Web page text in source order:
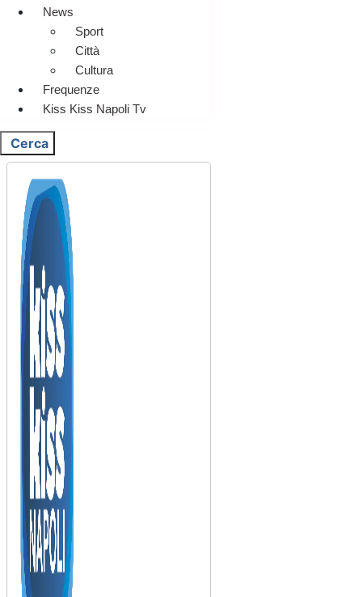
News
Sport
Città
Cultura
Frequenze
Kiss Kiss Napoli Tv
Cerca